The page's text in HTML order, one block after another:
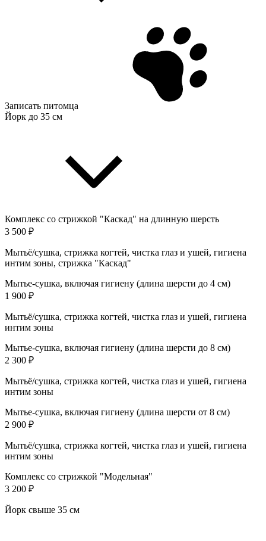
Записать питомца
Йорк до 35 см
Комплекс со стрижкой "Каскад" на длинную шерсть
3 500 ₽
Мытьё/сушка, стрижка когтей, чистка глаз и ушей, гигиена
интим зоны, стрижка "Каскад"
Мытье-сушка, включая гигиену (длина шерсти до 4 см)
1 900 ₽
Мытьё/сушка, стрижка когтей, чистка глаз и ушей, гигиена
интим зоны
Мытье-сушка, включая гигиену (длина шерсти до 8 см)
2 300 ₽
Мытьё/сушка, стрижка когтей, чистка глаз и ушей, гигиена
интим зоны
Мытье-сушка, включая гигиену (длина шерсти от 8 см)
2 900 ₽
Мытьё/сушка, стрижка когтей, чистка глаз и ушей, гигиена
интим зоны
Комплекс со стрижкой "Модельная"
3 200 ₽
Йорк свыше 35 см